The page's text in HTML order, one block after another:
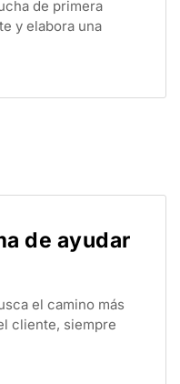
de ayudar
el camino más
cliente, siempre